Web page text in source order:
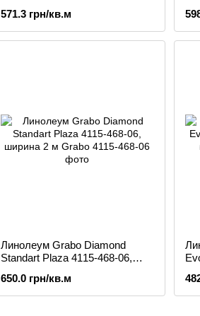
571.3 грн/кв.м
Линолеум Grabo Diamond
Standart Plaza 4115-468-06,
650.0 грн/кв.м